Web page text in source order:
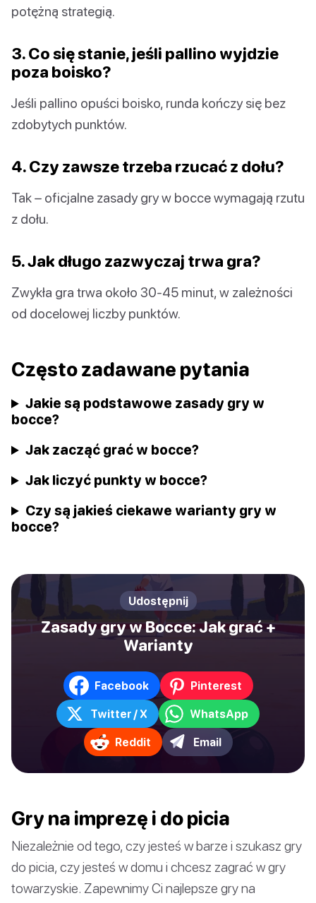
potężną strategią.
3. Co się stanie, jeśli pallino wyjdzie
poza boisko?
Jeśli pallino opuści boisko, runda kończy się bez
zdobytych punktów.
4. Czy zawsze trzeba rzucać z dołu?
Tak – oficjalne zasady gry w bocce wymagają rzutu
z dołu.
5. Jak długo zazwyczaj trwa gra?
Zwykła gra trwa około 30-45 minut, w zależności
od docelowej liczby punktów.
Często zadawane pytania
Jakie są podstawowe zasady gry w
bocce?
Jak zacząć grać w bocce?
Jak liczyć punkty w bocce?
Czy są jakieś ciekawe warianty gry w
bocce?
Udostępnij
Zasady gry w Bocce: Jak grać +
Warianty
Facebook Pinterest
Twitter / X WhatsApp
Reddit Email
Gry na imprezę i do picia
Niezależnie od tego, czy jesteś w barze i szukasz gry
do picia, czy jesteś w domu i chcesz zagrać w gry
towarzyskie. Zapewnimy Ci najlepsze gry na